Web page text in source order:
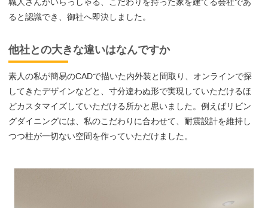
ると認識でき、御社へ即決しました。
他社との大きな違いはなんですか
素人の私が簡易のCADで描いた内外装と間取り、オンラインで探
してきたデザインなどと、寸分違わぬ形で実現していただけるほ
どカスタマイズしていただける所かと思いました。例えばリビン
グダイニングには、私のこだわりに合わせて、耐震設計を維持し
つつ柱が一切ない空間を作っていただけました。